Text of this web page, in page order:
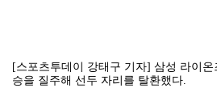
[스포츠투데이 강태구 기자] 삼성 라이
승을 질주해 선두 자리를 탈환했다.